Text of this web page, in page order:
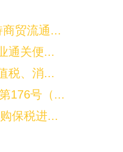
贸流通...
通关便...
税、消...
176号（...
保税进...